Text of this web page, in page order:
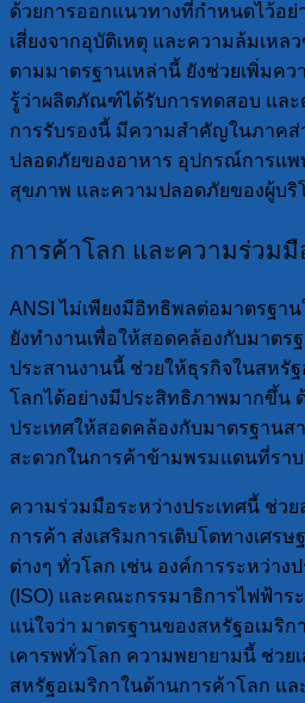
ด้วยการออกแนวทางที่กำหนดไว้อย่
เสี่ยงจากอุบัติเหตุ และความล้มเห
ตามมาตรฐานเหล่านี้ ยังช่วยเพิ่มค
รู้ว่าผลิตภัณฑ์ได้รับการทดสอบ และ
การรับรองนี้ มีความสำคัญในภาคส่
ปลอดภัยของอาหาร อุปกรณ์การแพ
สุขภาพ และความปลอดภัยของผู้บ
การค้าโลก และความร่วมมื
ANSI ไม่เพียงมีอิทธิพลต่อมาตรฐา
ยังทำงานเพื่อให้สอดคล้องกับมาตร
ประสานงานนี้ ช่วยให้ธุรกิจในสหรั
โลกได้อย่างมีประสิทธิภาพมากขึ้น
ประเทศให้สอดคล้องกับมาตรฐานส
สะดวกในการค้าข้ามพรมแดนที่รา
ความร่วมมือระหว่างประเทศนี้ ช่ว
การค้า ส่งเสริมการเติบโตทางเศร
ต่างๆ ทั่วโลก เช่น องค์การระหว่าง
(ISO) และคณะกรรมาธิการไฟฟ้าระ
แน่ใจว่า มาตรฐานของสหรัฐอเมริก
เคารพทั่วโลก ความพยายามนี้ ช่วย
สหรัฐอเมริกาในด้านการค้าโลก แล